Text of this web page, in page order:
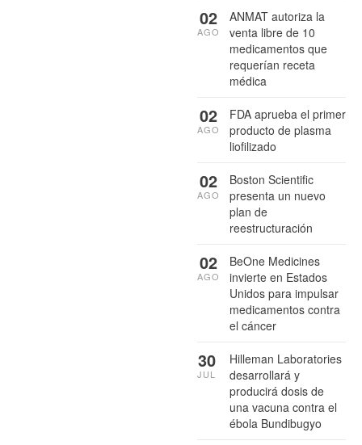
ANMAT autoriza la
venta libre de 10
medicamentos que
requerían receta
médica
02
AGO
FDA aprueba el primer
producto de plasma
liofilizado
02
AGO
Boston Scientific
presenta un nuevo
plan de
reestructuración
02
AGO
BeOne Medicines
invierte en Estados
Unidos para impulsar
medicamentos contra
el cáncer
02
AGO
Hilleman Laboratories
desarrollará y
producirá dosis de
una vacuna contra el
ébola Bundibugyo
30
JUL